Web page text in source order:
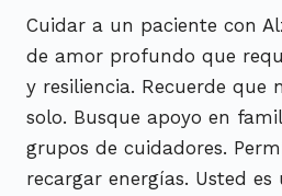
Cuidar a un paciente con
de amor profundo que
y resiliencia. Recuerde que
solo. Busque apoyo en
grupos de cuidadores.
recargar energías. Usted